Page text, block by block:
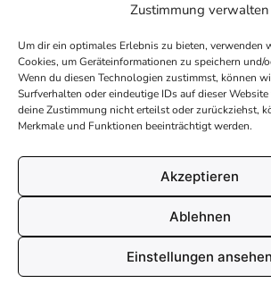
Zustimmung verwalten
Um dir ein optimales Erlebnis zu bieten, verwenden
Cookies, um Geräteinformationen zu speichern und/
Wenn du diesen Technologien zustimmst, können
Surfverhalten oder eindeutige IDs auf dieser
deine Zustimmung nicht erteilst oder zurückziehst,
Merkmale und Funktionen beeinträchtigt werden.
Akzeptieren
Ablehnen
Einstellungen ansehen
Information
Über uns
Kontakt
Inhaltsrichtlinien
Recht & Datenschutz
Impressum
AGB
Cookies
© 2026 Malvorlagen24.de - Alle Rechte
♥
in Deutschland.